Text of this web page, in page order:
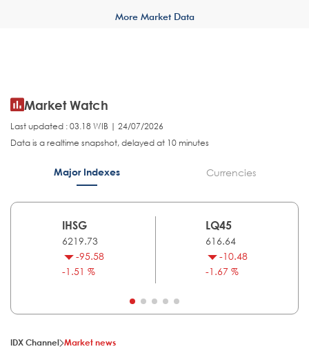
More Market Data
Market Watch
Last updated : 03.18 WIB | 24/07/2026
Data is a realtime snapshot, delayed at 10 minutes
Major Indexes Currencies
IHSG
6219.73
-95.58
-1.51 %
LQ45
616.64
-10.48
-1.67 %
IDX Channel Market news